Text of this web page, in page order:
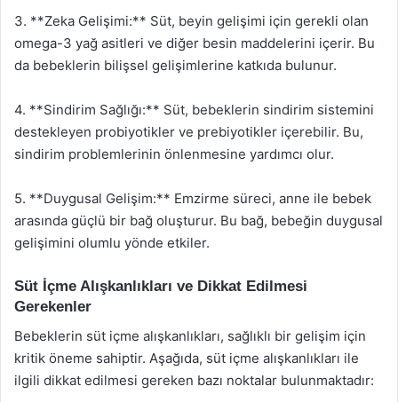
3. **Zeka Gelişimi:** Süt, beyin gelişimi için gerekli olan
omega-3 yağ asitleri ve diğer besin maddelerini içerir. Bu
da bebeklerin bilişsel gelişimlerine katkıda bulunur.
4. **Sindirim Sağlığı:** Süt, bebeklerin sindirim sistemini
destekleyen probiyotikler ve prebiyotikler içerebilir. Bu,
sindirim problemlerinin önlenmesine yardımcı olur.
5. **Duygusal Gelişim:** Emzirme süreci, anne ile bebek
arasında güçlü bir bağ oluşturur. Bu bağ, bebeğin duygusal
gelişimini olumlu yönde etkiler.
Süt İçme Alışkanlıkları ve Dikkat Edilmesi
Gerekenler
Bebeklerin süt içme alışkanlıkları, sağlıklı bir gelişim için
kritik öneme sahiptir. Aşağıda, süt içme alışkanlıkları ile
ilgili dikkat edilmesi gereken bazı noktalar bulunmaktadır: